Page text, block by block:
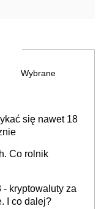
Wybrane
się nawet 18
Co rolnik
kryptowaluty za
I co dalej?